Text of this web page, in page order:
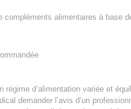
alimentaires à base
d’alimentation variée et
demander l’avis d’un